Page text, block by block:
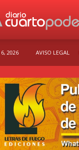
6, 2026 AVISO LEGAL